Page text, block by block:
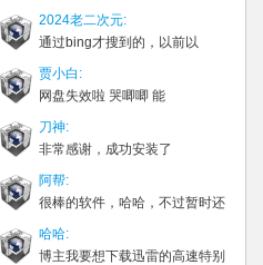
2024老二次元:
通过bing才搜到的，以前以
贾小白:
网盘失效啦 哭唧唧 能
刀神:
非常感谢，成功安装了
阿帮:
很棒的软件，哈哈，不过暂时还
哈哈:
博主我要想下载迅雷的高速特别